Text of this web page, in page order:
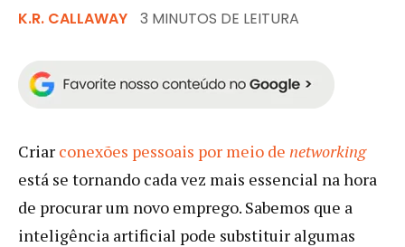
K.R. CALLAWAY 3 MINUTOS DE LEITURA
Criar conexões pessoais por meio de networking
está se tornando cada vez mais essencial na hora
de procurar um novo emprego. Sabemos que a
inteligência artificial pode substituir algumas